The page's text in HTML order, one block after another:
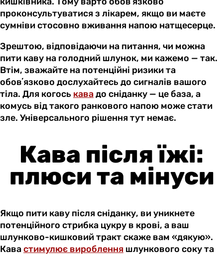
проконсультуватися з лікарем, якщо ви маєте
сумніви стосовно вживання напою натщесерце.
Зрештою, відповідаючи на питання, чи можна
пити каву на голодний шлунок, ми кажемо — так.
Втім, зважайте на потенційні ризики та
обовʼязково дослухайтесь до сигналів вашого
тіла. Для когось кавадо сніданку — це база, а
комусь від такого ранкового напою може стати
зле. Універсального рішення тут немає.
Кава після їжі:
плюси та мінуси
Якщо пити каву після сніданку, ви уникнете
потенційного стрибка цукру в крові, а ваш
шлунково-кишковий тракт скаже вам «дякую».
Кавастимулює вироблення шлункового соку та